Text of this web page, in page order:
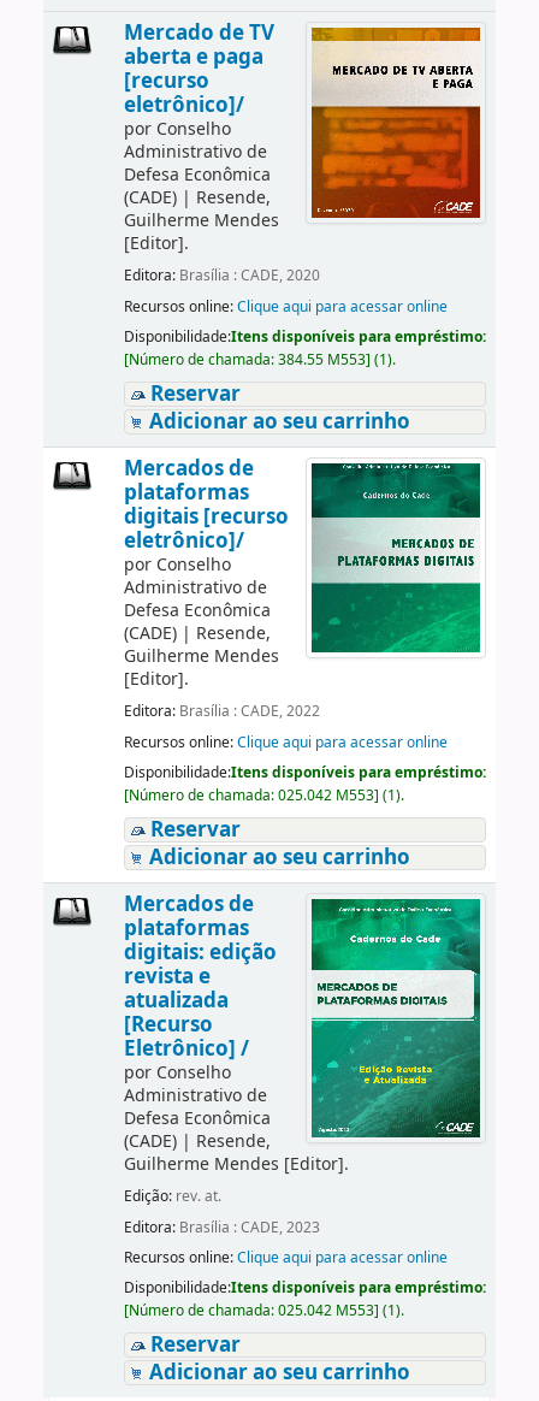
Mercado de TV
aberta e paga
[recurso
eletrônico]/
por Conselho
Administrativo de
Defesa Econômica
(CADE)| Resende,
Guilherme Mendes
[Editor].
Editora: Brasília : CADE, 2020
Recursos online:Clique aqui para acessar online
Disponibilidade:Itens disponíveis para empréstimo:
[Número de chamada:384.55 M553] (1).
Reservar
Adicionar ao seu carrinho
Mercados de
plataformas
digitais [recurso
eletrônico]/
por Conselho
Administrativo de
Defesa Econômica
(CADE)| Resende,
Guilherme Mendes
[Editor].
Editora: Brasília : CADE, 2022
Recursos online:Clique aqui para acessar online
Disponibilidade:Itens disponíveis para empréstimo:
[Número de chamada:025.042 M553] (1).
Reservar
Adicionar ao seu carrinho
Mercados de
plataformas
digitais: edição
revista e
atualizada
[Recurso
Eletrônico] /
por Conselho
Administrativo de
Defesa Econômica
(CADE)| Resende,
Guilherme Mendes [Editor].
Edição: rev. at.
Editora: Brasília : CADE, 2023
Recursos online:Clique aqui para acessar online
Disponibilidade:Itens disponíveis para empréstimo:
[Número de chamada:025.042 M553] (1).
Reservar
Adicionar ao seu carrinho